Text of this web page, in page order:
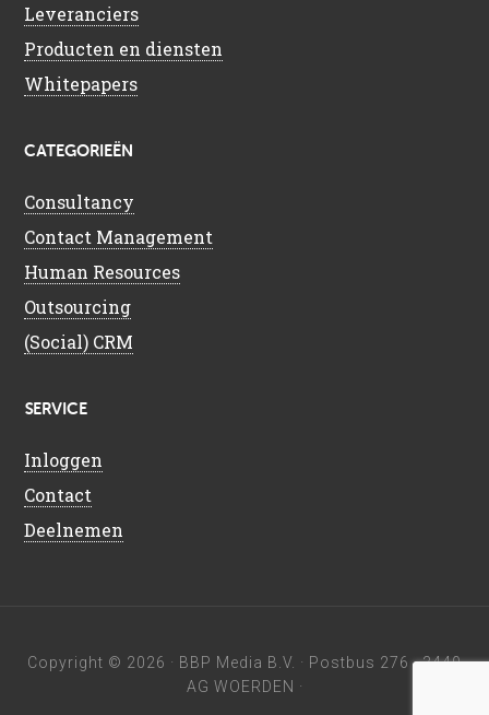
Leveranciers
Producten en diensten
Whitepapers
CATEGORIEËN
Consultancy
Contact Management
Human Resources
Outsourcing
(Social) CRM
SERVICE
Inloggen
Contact
Deelnemen
Copyright © 2026 · BBP Media B.V. · Postbus 276 · 3440
AG WOERDEN ·